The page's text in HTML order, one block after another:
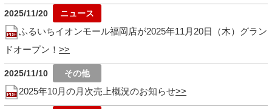
2025/11/20
ふるいちイオンモール福岡店が2025年11月20日（木）グラン
ドオープン！
2025/11/10
2025年10月の月次売上概況のお知らせ